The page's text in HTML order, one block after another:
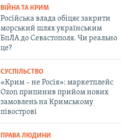
ВІЙНА ТА КРИМ
Російська влада обіцяє закрити
морський шлях українським
БпЛА до Севастополя. Чи реально
це?
СУСПІЛЬСТВО
«Крим – не Росія»: маркетплейс
Ozon припинив прийом нових
замовлень на Кримському
півострові
ПРАВА ЛЮДИНИ